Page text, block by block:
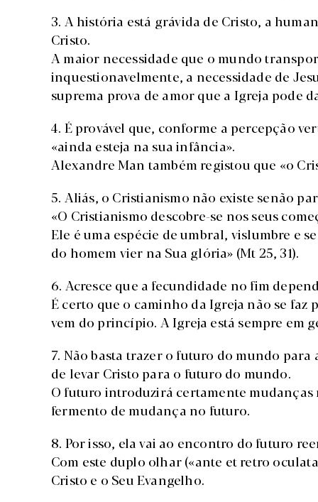
3. A história está grávida de Cristo, a
Cristo.
A maior necessidade que o mundo
inquestionavelmente, a necessidade de
suprema prova de amor que a Igreja pode
4. É provável que, conforme a percepção
«ainda esteja na sua infância».
Alexandre Man também registou que «o
5. Aliás, o Cristianismo não existe senão
«O Cristianismo descobre-se nos seus
Ele é uma espécie de umbral, vislumbre e
do homem vier na Sua glória» (Mt 25, 31).
6. Acresce que a fecundidade no fim
É certo que o caminho da Igreja não se faz
vem do princípio. A Igreja está sempre em
7. Não basta trazer o futuro do mundo
de levar Cristo para o futuro do mundo.
O futuro introduzirá certamente mudanças
fermento de mudança no futuro.
8. Por isso, ela vai ao encontro do futuro
Com este duplo olhar («ante et retro
Cristo e o Seu Evangelho.